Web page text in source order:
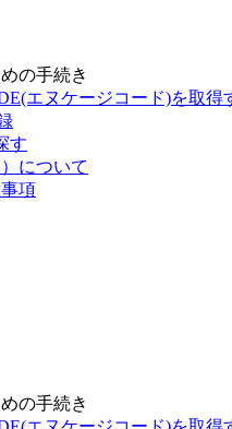
の手続き
エヌケージコード)を取得
す
について
項
の手続き